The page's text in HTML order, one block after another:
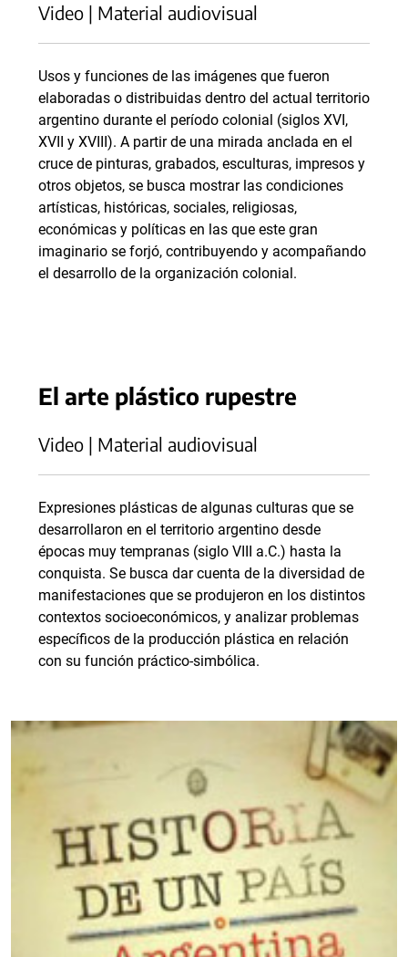
Video | Material audiovisual
Usos y funciones de las imágenes que fueron
elaboradas o distribuidas dentro del actual territorio
argentino durante el período colonial (siglos XVI,
XVII y XVIII). A partir de una mirada anclada en el
cruce de pinturas, grabados, esculturas, impresos y
otros objetos, se busca mostrar las condiciones
artísticas, históricas, sociales, religiosas,
económicas y políticas en las que este gran
imaginario se forjó, contribuyendo y acompañando
el desarrollo de la organización colonial.
El arte plástico rupestre
Video | Material audiovisual
Expresiones plásticas de algunas culturas que se
desarrollaron en el territorio argentino desde
épocas muy tempranas (siglo VIII a.C.) hasta la
conquista. Se busca dar cuenta de la diversidad de
manifestaciones que se produjeron en los distintos
contextos socioeconómicos, y analizar problemas
específicos de la producción plástica en relación
con su función práctico-simbólica.